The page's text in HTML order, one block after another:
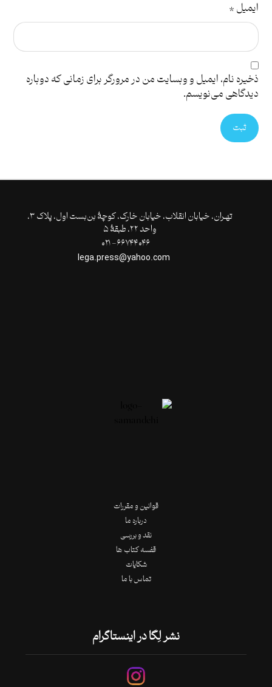
ایمیل*
ذخیره نام، ایمیل و وبسایت من در مرورگر برای زمانی که دوباره
دیدگاهی می‌نویسم.
ثبت
تهـران،‌ خیابان انقلاب، خیابان خارک، کوچۀ بن‌بست اول، پلاک ۳،
واحد ۲۲، طبقۀ ۵
قوانین و مقررات
درباره ما
نقد و بررسی
قفسه کتاب ها
شکایات
تماس با ما
نشر لِگا در اینستاگرام